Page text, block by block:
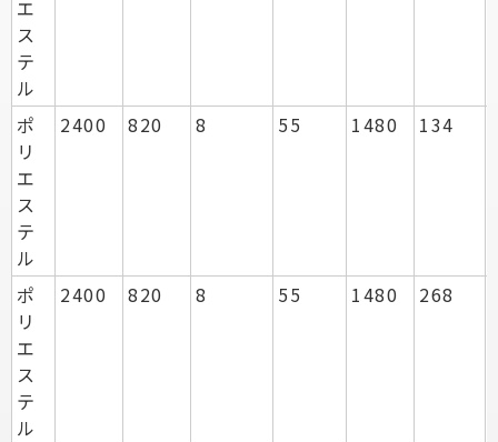
エ
ス
テ
ル
ポ
リ
エ
ス
テ
ル
2400 820 8 55 1480 134
ポ
リ
エ
ス
テ
ル
2400 820 8 55 1480 268